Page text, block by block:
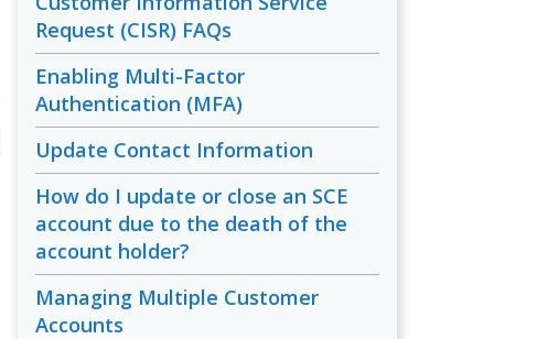
Request (CISR) FAQs
Enabling Multi-Factor
Authentication (MFA)
Update Contact Information
How do I update or close an SCE
account due to the death of the
account holder?
Managing Multiple Customer
Accounts